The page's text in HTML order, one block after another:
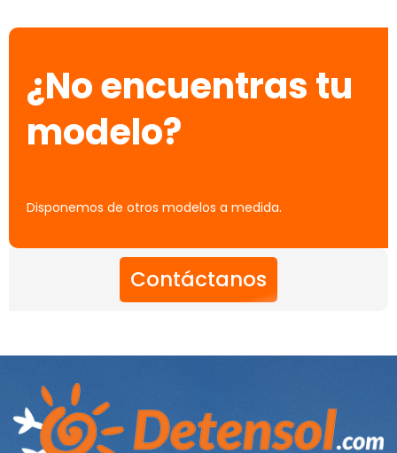
¿No encuentras tu
modelo?
Disponemos de otros modelos a medida.
Contáctanos